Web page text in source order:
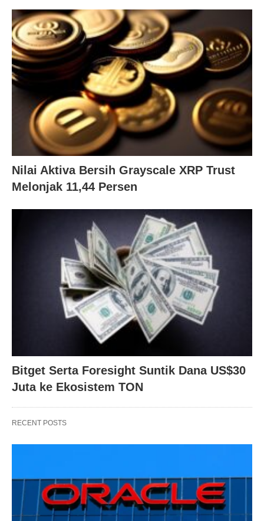
Nilai Aktiva Bersih Grayscale XRP Trust
Melonjak 11,44 Persen
Bitget Serta Foresight Suntik Dana US$30
Juta ke Ekosistem TON
RECENT POSTS